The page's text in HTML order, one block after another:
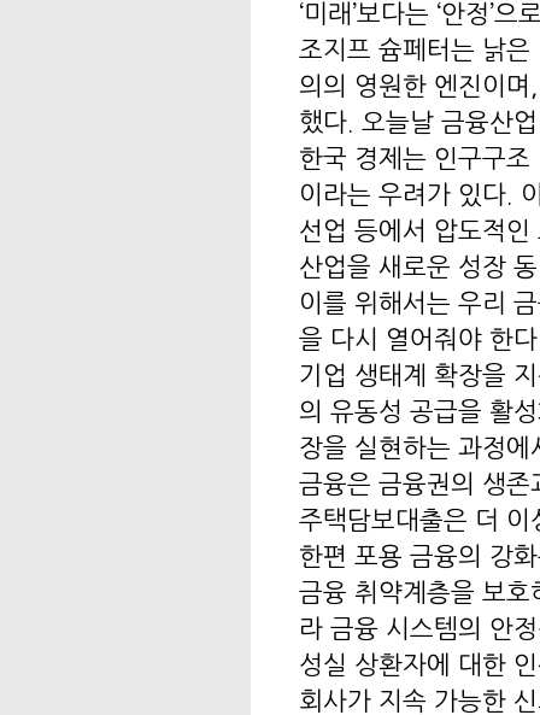
‘미래’보다는 ‘안정’
조지프 슘페터는 낡
의의 영원한 엔진이
했다. 오늘날 금융산
한국 경제는 인구구
이라는 우려가 있다.
선업 등에서 압도적
산업을 새로운 성장
이를 위해서는 우리
을 다시 열어줘야 한
기업 생태계 확장을 지
의 유동성 공급을 활
장을 실현하는 과정
금융은 금융권의 생존
주택담보대출은 더
한편 포용 금융의 강
금융 취약계층을 보
라 금융 시스템의 안
성실 상환자에 대한
회사가 지속 가능한